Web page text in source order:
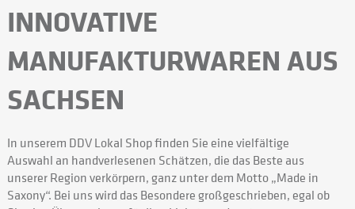
INNOVATIVE
MANUFAKTURWAREN AUS
SACHSEN
In unserem DDV Lokal Shop finden Sie eine vielfältige
Auswahl an handverlesenen Schätzen, die das Beste aus
unserer Region verkörpern, ganz unter dem Motto „Made in
Saxony“. Bei uns wird das Besondere großgeschrieben, egal ob